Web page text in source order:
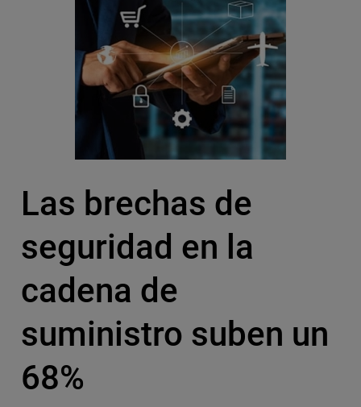
Las brechas de
seguridad en la
cadena de
suministro suben un
68%